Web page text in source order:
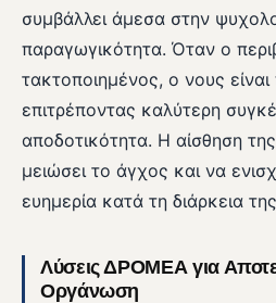
συμβάλλει άμεσα στην
παραγωγικότητα. Όταν ο
τακτοποιημένος, ο νους
επιτρέποντας καλύτερη
αποδοτικότητα. Η αίσθηση
μειώσει το άγχος και να
ευημερία κατά τη διάρκεια
Λύσεις ΔΡΟΜΕΑ για
Οργάνωση